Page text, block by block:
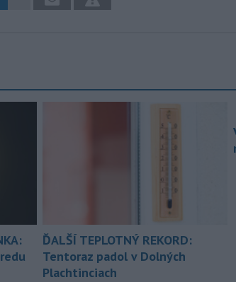
ĎALŠÍ TEPLOTNÝ REKORD:
Tentoraz padol v Dolných
Plachtinciach